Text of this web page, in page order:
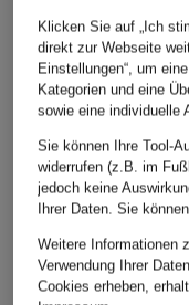
Klicken Sie auf „Ich
direkt zur Webseite
Einstellungen“, um
Kategorien und eine
sowie eine individuelle
Sie können Ihre Tool-
widerrufen (z.B. im
jedoch keine
Ihrer Daten. Sie können
Weitere Informationen
Verwendung Ihrer
Cookies erheben,